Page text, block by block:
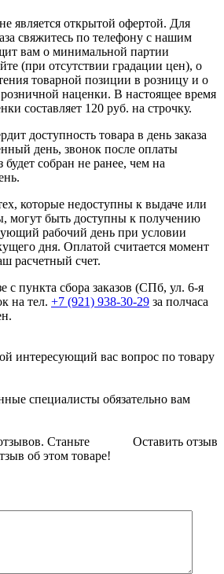
является открытой офертой. Для
свяжитесь по телефону с нашим
вам о минимальной партии
(при отсутствии градации цен), о
товарной позиции в розницу и о
наценки. В настоящее время
составляет 120 руб. на строчку.
доступность товара в день заказа
день, звонок после оплаты
будет собран не ранее, чем на
которые недоступны к выдаче или
могут быть доступны к получению
рабочий день при условии
дня. Оплатой считается момент
расчетный счет.
с пункта сборa заказов (СПб, ул. 6-я
на тел. +7 (921) 938-30-29 за полчаса
интересующий вас вопрос по товару
специалисты обязательно вам
Оставить отзыв
Станьте
об этом товаре!